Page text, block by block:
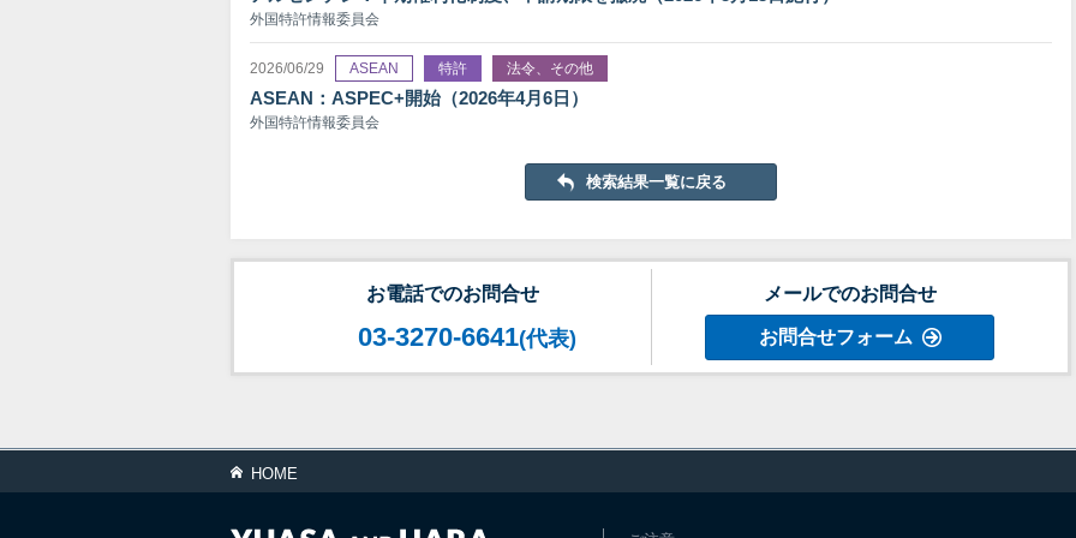
外国特許情報委員会
2026/06/29 ASEAN 特許 法令、その他
ASEAN：ASPEC+開始（2026年4月6日）
外国特許情報委員会
検索結果一覧に戻る
お電話でのお問合せ
03-3270-6641(代表)
メールでのお問合せ
お問合せフォーム
HOME